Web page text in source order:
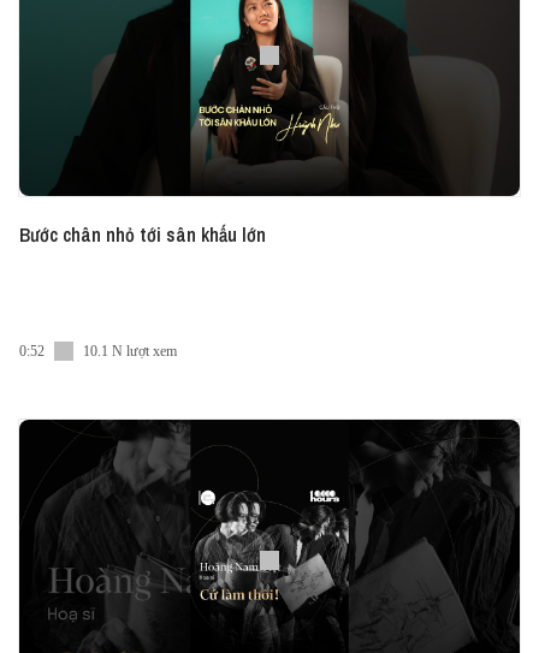
Bước chân nhỏ tới sân khấu lớn
0:52 10.1 N lượt xem